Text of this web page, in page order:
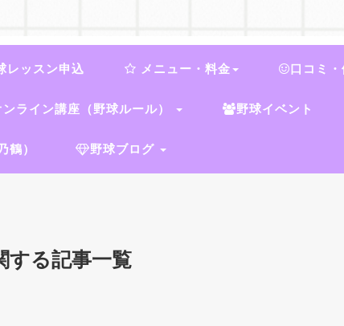
レッスン申込 メニュー・料金 口コミ
ンライン講座（野球ルール） 野球イベント
鶴） 野球ブログ
する記事一覧